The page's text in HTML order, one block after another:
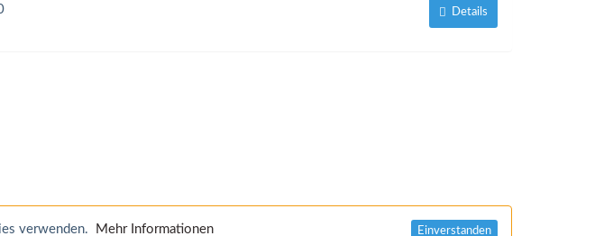
Details
verwenden. Mehr Informationen Einverstanden